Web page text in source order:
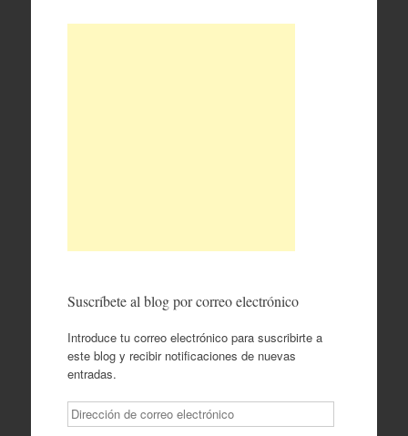
Suscríbete al blog por correo electrónico
Introduce tu correo electrónico para suscribirte a
este blog y recibir notificaciones de nuevas
entradas.
Dirección
de